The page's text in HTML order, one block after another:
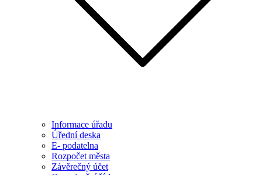
Informace úřadu
Úřední deska
E- podatelna
Rozpočet města
Závěrečný účet